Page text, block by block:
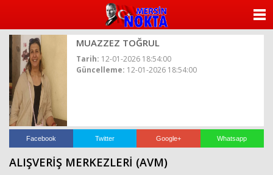
MUAZZEZ TOĞRUL
Tarih: 12-01-2026 18:54:00
Güncelleme: 12-01-2026 18:54:00
Facebook Twitter Google+ Whatsapp
ALIŞVERİŞ MERKEZLERİ (AVM)
YAZARLAR